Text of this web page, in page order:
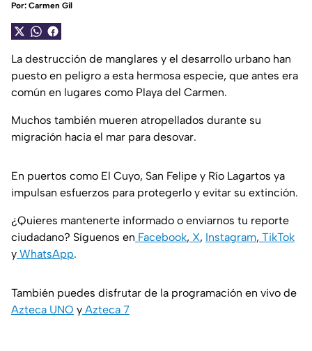
Por: Carmen Gil
La destrucción de manglares y el desarrollo urbano han
puesto en peligro a esta hermosa especie, que antes era
común en lugares como Playa del Carmen.
Muchos también mueren atropellados durante su
migración hacia el mar para desovar.
En puertos como El Cuyo, San Felipe y Río Lagartos ya
impulsan esfuerzos para protegerlo y evitar su extinción.
¿Quieres mantenerte informado o enviarnos tu reporte
ciudadano? Síguenos en Facebook, X, Instagram, TikTok
y WhatsApp.
También puedes disfrutar de la programación en vivo de
Azteca UNO y Azteca 7